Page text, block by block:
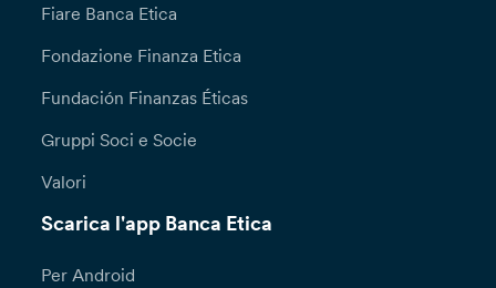
Fiare Banca Etica
Fondazione Finanza Etica
Fundación Finanzas Éticas
Gruppi Soci e Socie
Valori
Scarica l'app Banca Etica
Per Android